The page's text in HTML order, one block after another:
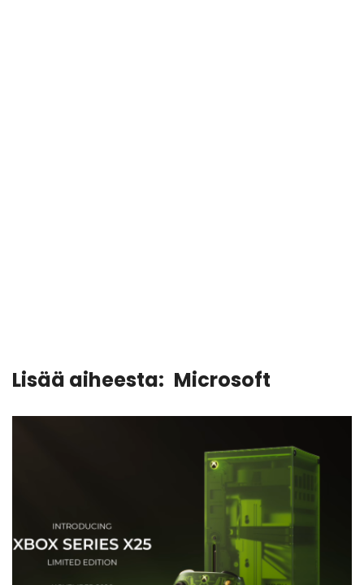
Lisää aiheesta: Microsoft